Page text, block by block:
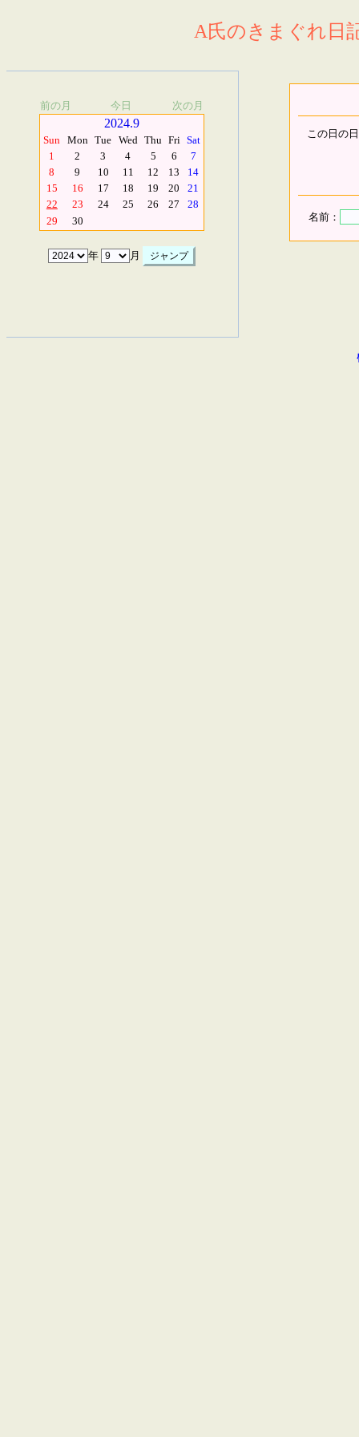
A氏のきまぐれ日
前の月 今日 次の月
2024.9
Sun Mon Tue Wed Thu Fri Sat
1
2 3 4 5 6
7
8
9 10 11 12 13
14
15
16 17 18 19 20
21
22
23 24 25 26 27
28
29
30
年 月
この日の
名前：